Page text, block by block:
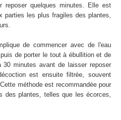
quelques minutes. Elle est
parties les plus fragiles des plantes,
de commencer avec de l'eau
de porter le tout à ébullition et de
30 minutes avant de laisser reposer
est ensuite filtrée, souvent
méthode est recommandée pour
des plantes, telles que les écorces,